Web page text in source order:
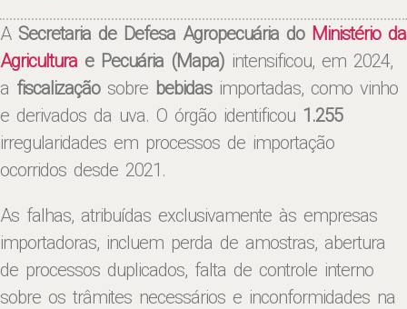
A Secretaria de Defesa Agropecuária do Ministério da
Agricultura e Pecuária (Mapa) intensificou, em 2024,
a fiscalizaçãosobre bebidasimportadas, como vinho
e derivados da uva. O órgão identificou 1.255
irregularidades em processos de importação
ocorridos desde 2021.
As falhas, atribuídas exclusivamente às empresas
importadoras, incluem perda de amostras, abertura
de processos duplicados, falta de controle interno
sobre os trâmites necessários e inconformidades na